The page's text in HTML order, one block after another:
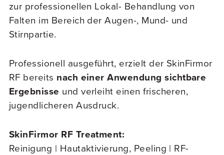
zur professionellen Lokal- Behandlung von
Falten im Bereich der Augen-, Mund- und
Stirnpartie.
Professionell ausgeführt, erzielt der SkinFirmor
RF bereits nach einer Anwendung sichtbare
Ergebnisse und verleiht einen frischeren,
jugendlicheren Ausdruck.
SkinFirmor RF Treatment:
Reinigung | Hautaktivierung, Peeling | RF-